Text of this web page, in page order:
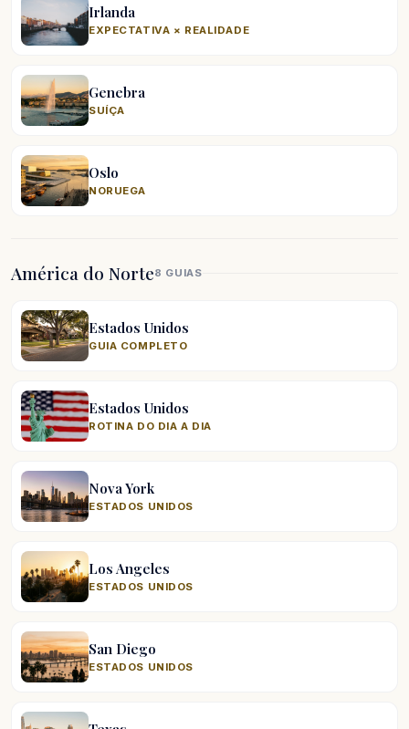
Irlanda
EXPECTATIVA × REALIDADE
Genebra
SUÍÇA
Oslo
NORUEGA
América do Norte8 GUIAS
Estados Unidos
GUIA COMPLETO
Estados Unidos
ROTINA DO DIA A DIA
Nova York
ESTADOS UNIDOS
Los Angeles
ESTADOS UNIDOS
San Diego
ESTADOS UNIDOS